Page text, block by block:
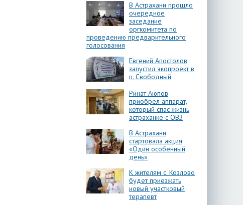
В Астрахани прошло
очередное
заседание
оргкомитета по
проведению предварительного
голосования
Евгений Апостолов
запустил экопроект в
п. Свободный
Ринат Аюпов
приобрел аппарат,
который спас жизнь
астраханке с ОВЗ
В Астрахани
стартовала акция
«Один особенный
день»
К жителям с. Козлово
будет приезжать
новый участковый
терапевт